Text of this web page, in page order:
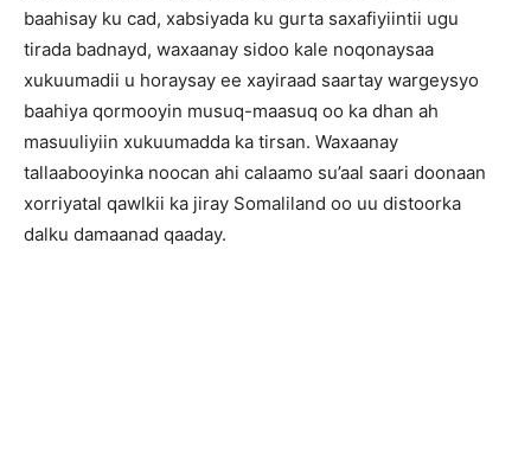
baahisay ku cad, xabsiyada ku gurta saxafiyiintii ugu
tirada badnayd, waxaanay sidoo kale noqonaysaa
xukuumadii u horaysay ee xayiraad saartay wargeysyo
baahiya qormooyin musuq-maasuq oo ka dhan ah
masuuliyiin xukuumadda ka tirsan. Waxaanay
tallaabooyinka noocan ahi calaamo su’aal saari doonaan
xorriyatal qawlkii ka jiray Somaliland oo uu distoorka
dalku damaanad qaaday.